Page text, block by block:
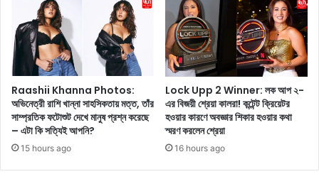
পা
র্টি
,
জে
নে
নি
ন
র
স
ফ
র
,
জে
নে
নি
স
ম্পূ
Raashii Khanna Photos:
অভিনেত্রী রাশি খান্না সাহসিকতায় মত্ত, তাঁর
সাম্প্রতিক ফটোশুট দেখে মানুষ প্রশ্ন করেছে
– এটা কি সত্যিই আপনি?
15 hours ago
Lock Upp 2 Winner: লক আপ ২-
এর বিজয়ী শ্রেয়া কালরা! কন্টেন্ট ক্রিয়েটর
হওয়ার কারণে অবজ্ঞার শিকার হওয়ার কথা
স্মরণ করলেন শ্রেয়া
16 hours ago